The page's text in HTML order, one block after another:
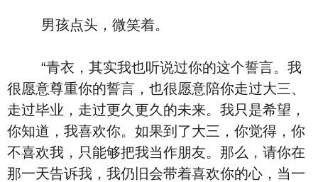
男孩点头，微笑着。
“青衣，其实我也听说过你的这个誓言。我
很愿意尊重你的誓言，也很愿意陪你走过大三、
走过毕业，走过更久更久的未来。我只是希望，
你知道，我喜欢你。如果到了大三，你觉得，你
不喜欢我，只能够把我当作朋友。那么，请你在
那一天告诉我，我仍旧会带着喜欢你的心，当一